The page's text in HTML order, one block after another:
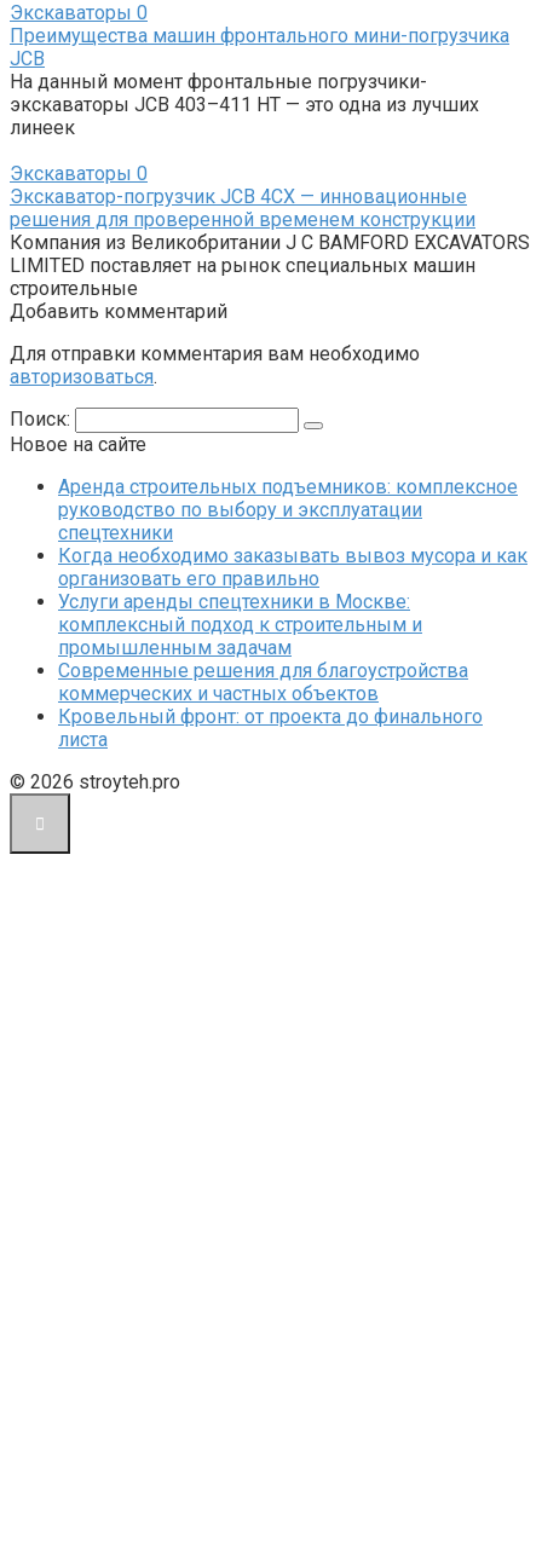
Экскаваторы 0
Преимущества машин фронтального мини-погрузчика
JCB
На данный момент фронтальные погрузчики-
экскаваторы JCB 403–411 HT — это одна из лучших
линеек
Экскаваторы 0
Экскаватор-погрузчик JCB 4СХ — инновационные
решения для проверенной временем конструкции
Компания из Великобритании J C BAMFORD EXCAVATORS
LIMITED поставляет на рынок специальных машин
строительные
Добавить комментарий
Для отправки комментария вам необходимо
авторизоваться.
Поиск:
Новое на сайте
Аренда строительных подъемников: комплексное
руководство по выбору и эксплуатации
спецтехники
Когда необходимо заказывать вывоз мусора и как
организовать его правильно
Услуги аренды спецтехники в Москве:
комплексный подход к строительным и
промышленным задачам
Современные решения для благоустройства
коммерческих и частных объектов
Кровельный фронт: от проекта до финального
листа
© 2026 stroyteh.pro